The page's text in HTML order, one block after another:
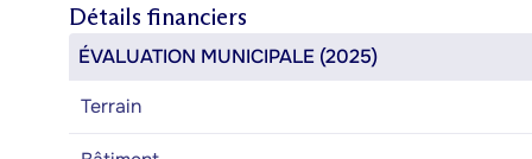
Détails financiers
ÉVALUATION MUNICIPALE (2025)
Terrain